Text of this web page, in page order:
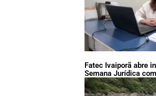
Fatec Ivaiporã abre
Semana Jurídica